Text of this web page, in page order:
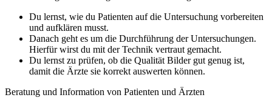
Du lernst, wie du Patienten auf die Untersuchung vorbereiten
und aufklären musst.
Danach geht es um die Durchführung der Untersuchungen.
Hierfür wirst du mit der Technik vertraut gemacht.
Du lernst zu prüfen, ob die Qualität Bilder gut genug ist,
damit die Ärzte sie korrekt auswerten können.
Beratung und Information von Patienten und Ärzten